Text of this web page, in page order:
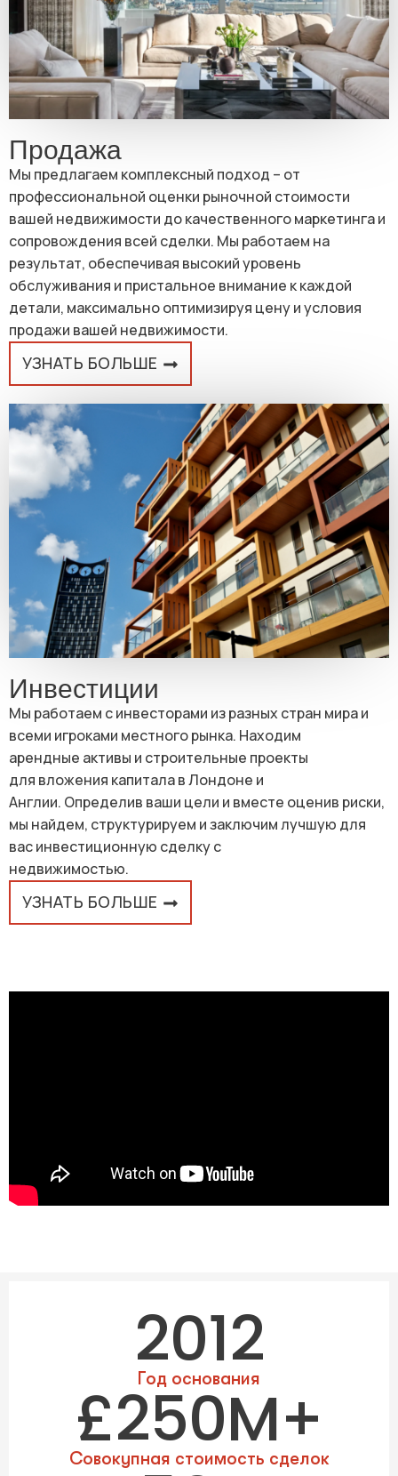
Продажа
Мы предлагаем комплексный подход – от
профессиональной оценки рыночной стоимости
вашей недвижимости до качественного маркетинга и
сопровождения всей сделки. Мы работаем на
результат, обеспечивая высокий уровень
обслуживания и пристальное внимание к каждой
детали, максимально оптимизируя цену и условия
продажи вашей недвижимости.
УЗНАТЬ БОЛЬШЕ
Инвестиции
Мы работаем с инвесторами из разных стран мира и
всеми игроками местного рынка. Находим
арендные активы и строительные проекты
для вложения капитала в Лондоне и
Англии. Определив ваши цели и вместе оценив риски,
мы найдем, структурируем и заключим лучшую для
вас инвестиционную сделку с
недвижимостью.
УЗНАТЬ БОЛЬШЕ
2012
Год основания
£250M+
Совокупная стоимость сделок